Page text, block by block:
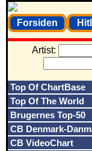
Forsiden
Artist:
Top Of ChartBase
Top Of The World
Brugernes Top-50
CB Denmark-
CB VideoChart